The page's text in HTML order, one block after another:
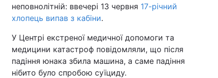
неповнолітній: ввечері 13 червня 17-річний
хлопець випав з кабіни.
У Центрі екстреної медичної допомоги та
медицини катастроф повідомляли, що після
падіння юнака збила машина, а саме падіння
нібито було спробою суїциду.